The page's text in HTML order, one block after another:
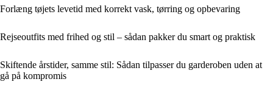
Forlæng tøjets levetid med korrekt vask, tørring og opbevaring
Rejseoutfits med frihed og stil – sådan pakker du smart og praktisk
Skiftende årstider, samme stil: Sådan tilpasser du garderoben uden at
gå på kompromis